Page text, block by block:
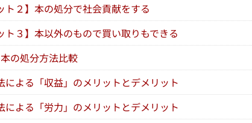
ト２】本の処分で社会貢献をする
ト３】本以外のもので買い取りもできる
の処分方法比較
による「収益」のメリットとデメリット
による「労力」のメリットとデメリット